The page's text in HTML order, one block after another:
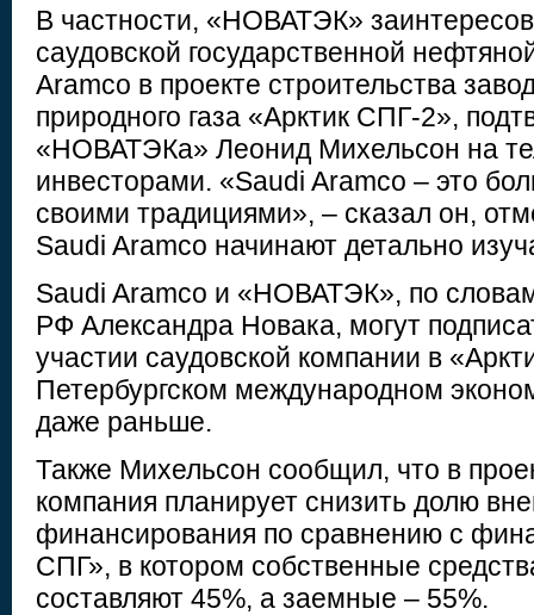
В частности, «НОВАТЭК»
саудовской государственной
Aramco в проекте строительства
природного газа «Арктик СПГ-2»,
«НОВАТЭКа» Леонид Михельсон на
инвесторами. «Saudi Aramco – это
своими традициями», – сказал он,
Saudi Aramco начинают детально
Saudi Aramco и «НОВАТЭК», по
РФ Александра Новака, могут
участии саудовской компании в
Петербургском международном
даже раньше.
Также Михельсон сообщил, что в
компания планирует снизить долю
финансирования по сравнению с
СПГ», в котором собственные
составляют 45%, а заемные – 55%.